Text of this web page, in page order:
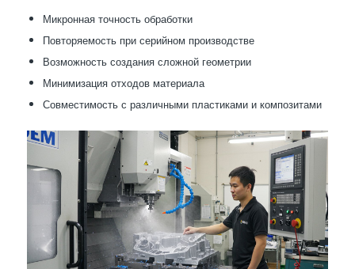
Микронная точность обработки
Повторяемость при серийном производстве
Возможность создания сложной геометрии
Минимизация отходов материала
Совместимость с различными пластиками и композитами